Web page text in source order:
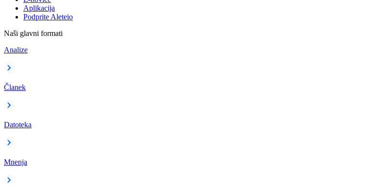
Aplikacija
Podprite Aleteio
Naši glavni formati
Analize
Članek
Datoteka
Mnenja